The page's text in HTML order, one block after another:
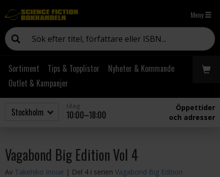
Meny
Sortiment Tips & Topplistor
Nyheter & Kommande
Outlet & Kampanjer
10:00–18:00
Öppettider
och adresser
Vagabond Big Edition Vol 4
Av Takehiko Inoue | Del 4 i serien Vagabond Big Edition